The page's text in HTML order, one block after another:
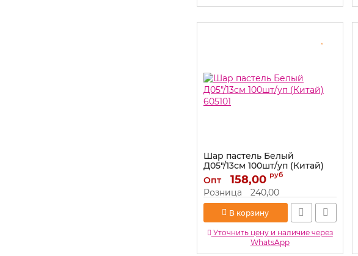
Шар пастель Белый
Д05"/13см 100шт/уп (Китай)
605101
Артикул: 605101
Опт 158,00 руб
Розница 240,00
В корзину
Уточнить цену и наличие через
WhatsApp